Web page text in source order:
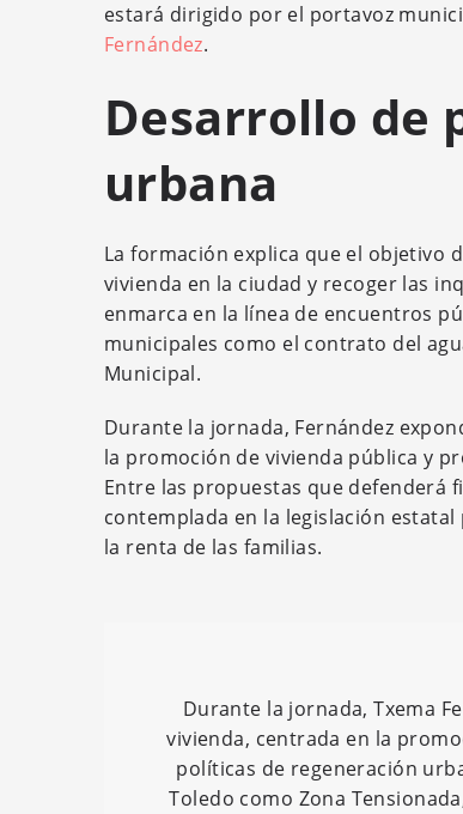
estará dirigido por el portavoz
Fernández.
Desarrollo de
urbana
La formación explica que el objetivo
vivienda en la ciudad y recoger las
enmarca en la línea de encuentros
municipales como el contrato del
Municipal.
Durante la jornada, Fernández
la promoción de vivienda pública y
Entre las propuestas que defenderá
contemplada en la legislación
la renta de las familias.
Durante la jornada, Txema
vivienda, centrada en la
políticas de regeneración
Toledo como Zona